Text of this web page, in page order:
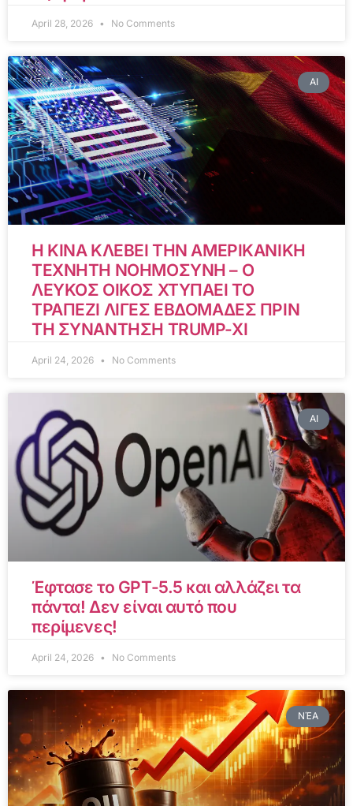
April 28, 2026 No Comments
AI
Η ΚΙΝΑ ΚΛΕΒΕΙ ΤΗΝ ΑΜΕΡΙΚΑΝΙΚΗ
ΤΕΧΝΗΤΗ ΝΟΗΜΟΣΥΝΗ – Ο
ΛΕΥΚΟΣ ΟΙΚΟΣ ΧΤΥΠΑΕΙ ΤΟ
ΤΡΑΠΕΖΙ ΛΙΓΕΣ ΕΒΔΟΜΑΔΕΣ ΠΡΙΝ
ΤΗ ΣΥΝΑΝΤΗΣΗ TRUMP-XI
April 24, 2026 No Comments
AI
Έφτασε το GPT-5.5 και αλλάζει τα
πάντα! Δεν είναι αυτό που
περίμενες!
April 24, 2026 No Comments
ΝΈΑ